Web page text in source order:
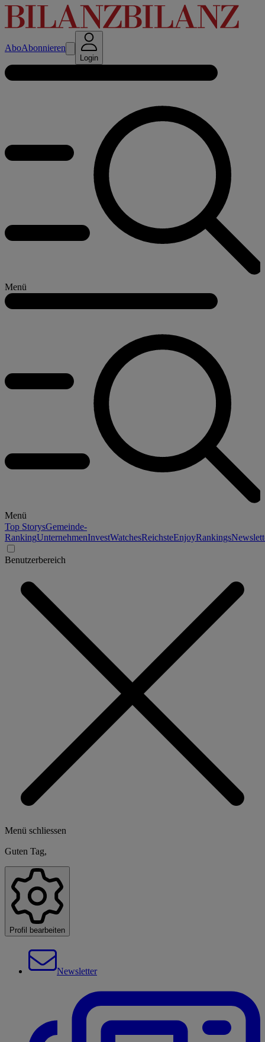
AboAbonnieren
Login
Menü
Menü
Top StorysGemeinde-
RankingUnternehmenInvestWatchesReichsteEnjoyRankings
Benutzerbereich
Menü schliessen
Guten Tag,
Profil bearbeiten
Newsletter